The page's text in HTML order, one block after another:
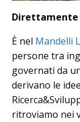
Direttamente
È nel Mandelli
persone tra
governati da
derivano le
ritroviamo nei